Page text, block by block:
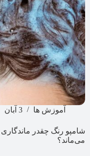
آموزش ها 3 آبان
شامپو رنگ چقدر ماندگاری
می‌ماند؟